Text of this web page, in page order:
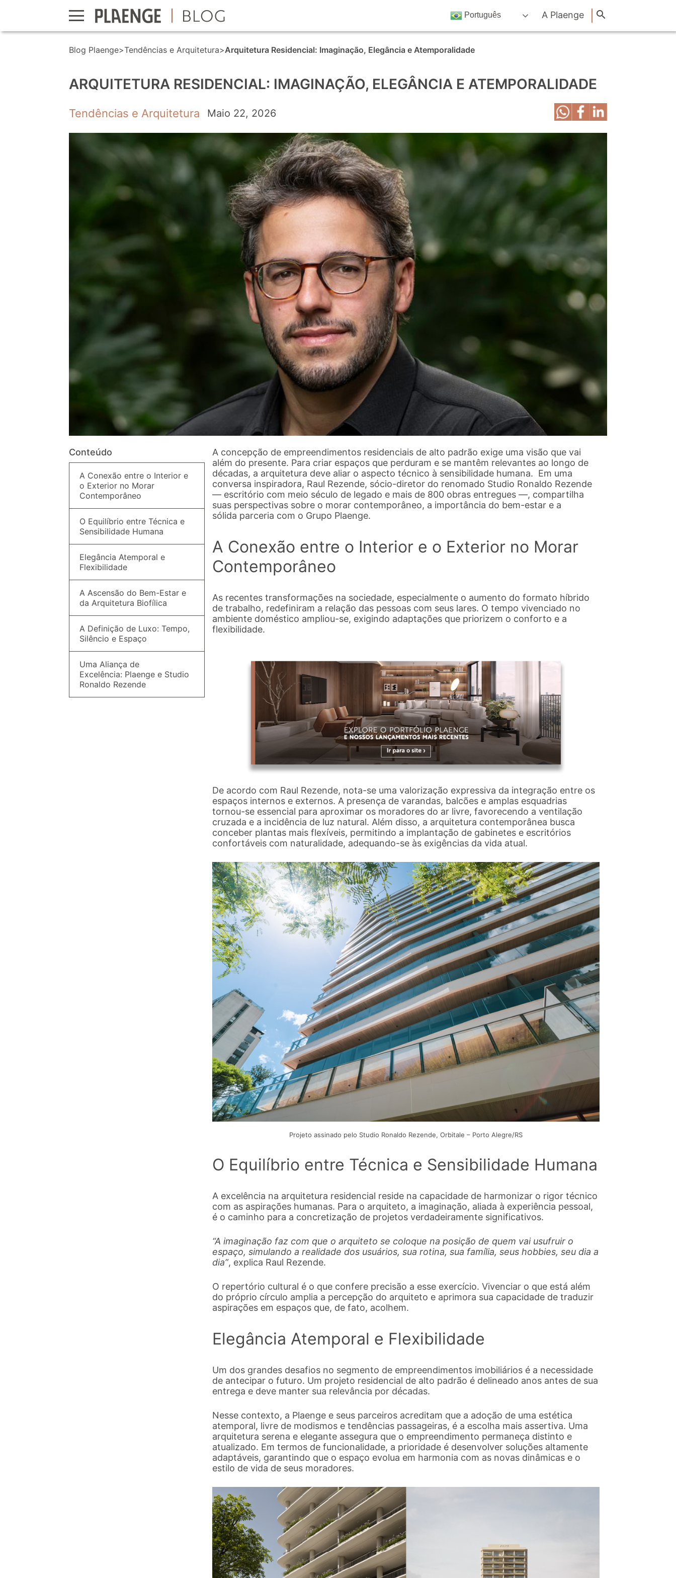
Português A Plaenge
Blog Plaenge>Tendências e Arquitetura>Arquitetura Residencial: Imaginação, Elegância e Atemporalidade
ARQUITETURA RESIDENCIAL: IMAGINAÇÃO, ELEGÂNCIA E ATEMPORALIDADE
Tendências e Arquitetura Maio 22, 2026
Conteúdo
A Conexão entre o Interior e
o Exterior no Morar
Contemporâneo
O Equilíbrio entre Técnica e
Sensibilidade Humana
Elegância Atemporal e
Flexibilidade
A Ascensão do Bem-Estar e
da Arquitetura Biofílica
A Definição de Luxo: Tempo,
Silêncio e Espaço
Uma Aliança de
Excelência: Plaenge e Studio
Ronaldo Rezende
A concepção de empreendimentos residenciais de alto padrão exige uma visão que vai
além do presente. Para criar espaços que perduram e se mantêm relevantes ao longo de
décadas, a arquitetura deve aliar o aspecto técnico à sensibilidade humana. Em uma
conversa inspiradora, Raul Rezende, sócio-diretor do renomado Studio Ronaldo Rezende
— escritório com meio século de legado e mais de 800 obras entregues —, compartilha
suas perspectivas sobre o morar contemporâneo, a importância do bem-estar e a
sólida parceria com o Grupo Plaenge.
A Conexão entre o Interior e o Exterior no Morar
Contemporâneo
As recentes transformações na sociedade, especialmente o aumento do formato híbrido
de trabalho, redefiniram a relação das pessoas com seus lares. O tempo vivenciado no
ambiente doméstico ampliou-se, exigindo adaptações que priorizem o conforto e a
flexibilidade.
De acordo com Raul Rezende, nota-se uma valorização expressiva da integração entre os
espaços internos e externos. A presença de varandas, balcões e amplas esquadrias
tornou-se essencial para aproximar os moradores do ar livre, favorecendo a ventilação
cruzada e a incidência de luz natural. Além disso, a arquitetura contemporânea busca
conceber plantas mais flexíveis, permitindo a implantação de gabinetes e escritórios
confortáveis com naturalidade, adequando-se às exigências da vida atual.
Projeto assinado pelo Studio Ronaldo Rezende, Orbitale – Porto Alegre/RS
O Equilíbrio entre Técnica e Sensibilidade Humana
A excelência na arquitetura residencial reside na capacidade de harmonizar o rigor técnico
com as aspirações humanas. Para o arquiteto, a imaginação, aliada à experiência pessoal,
é o caminho para a concretização de projetos verdadeiramente significativos.
“A imaginação faz com que o arquiteto se coloque na posição de quem vai usufruir o
espaço, simulando a realidade dos usuários, sua rotina, sua família, seus hobbies, seu dia a
dia”, explica Raul Rezende.
O repertório cultural é o que confere precisão a esse exercício. Vivenciar o que está além
do próprio círculo amplia a percepção do arquiteto e aprimora sua capacidade de traduzir
aspirações em espaços que, de fato, acolhem.
Elegância Atemporal e Flexibilidade
Um dos grandes desafios no segmento de empreendimentos imobiliários é a necessidade
de antecipar o futuro. Um projeto residencial de alto padrão é delineado anos antes de sua
entrega e deve manter sua relevância por décadas.
Nesse contexto, a Plaenge e seus parceiros acreditam que a adoção de uma estética
atemporal, livre de modismos e tendências passageiras, é a escolha mais assertiva. Uma
arquitetura serena e elegante assegura que o empreendimento permaneça distinto e
atualizado. Em termos de funcionalidade, a prioridade é desenvolver soluções altamente
adaptáveis, garantindo que o espaço evolua em harmonia com as novas dinâmicas e o
estilo de vida de seus moradores.